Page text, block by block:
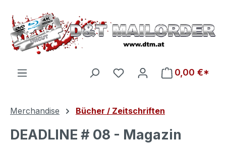
Zum Hauptinhalt springen
Du hast 0 Produkte auf
0,00 €*
Merchandise Bücher / Zeitschriften
DEADLINE # 08 - Magazin